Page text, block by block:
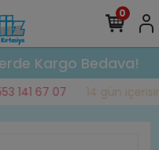
Kargo Bedava!
141 67 07 14 gün
0